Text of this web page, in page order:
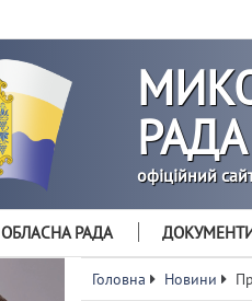
РАДА
офіційний
ОБЛАСНА РАДА
Головна Новини